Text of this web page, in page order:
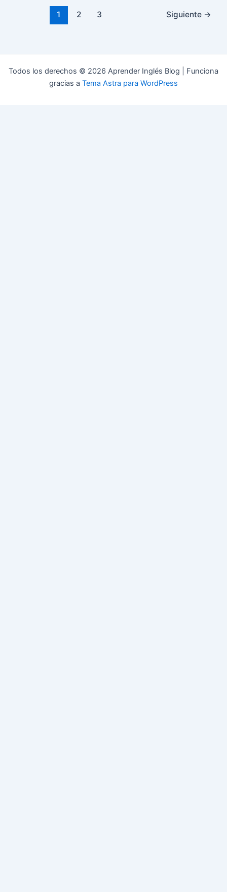
1 2 3 Siguiente →
Todos los derechos © 2026 Aprender Inglés Blog | Funciona
gracias a Tema Astra para WordPress